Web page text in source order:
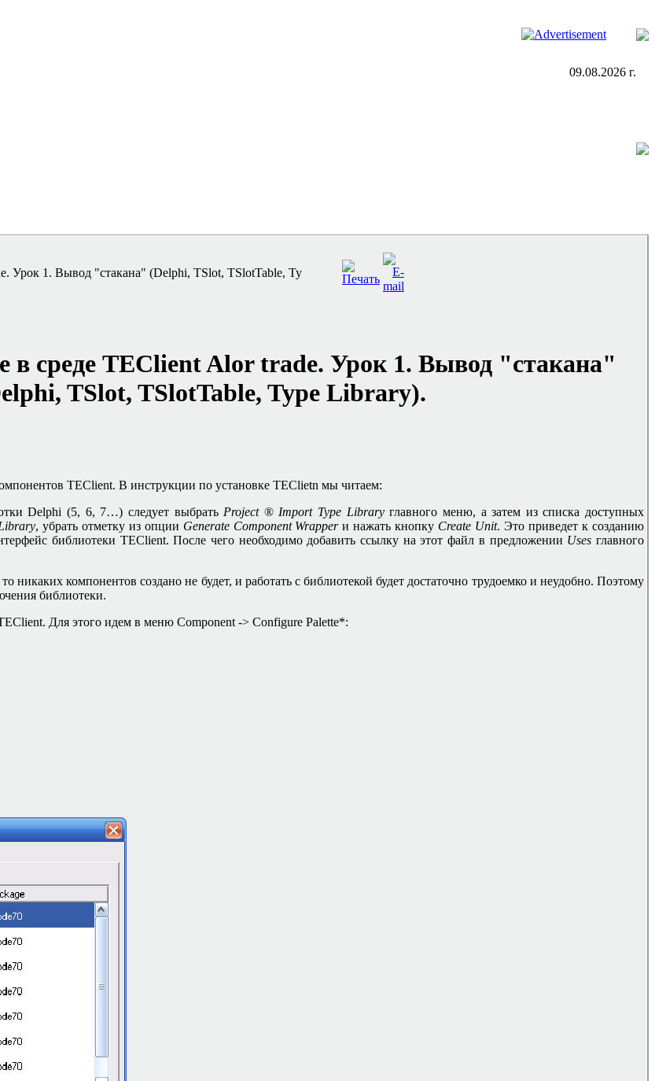
09.08.2026 г.
Урок 1. Вывод "стакана" (Delphi, TSlot, TSlotTable, Ty
в среде TEClient Alor trade. Урок 1. Вывод "стакана"
TSlot, TSlotTable, Type Library).
TEClient. В инструкции по установке TEClietn мы читаем:
Delphi (5, 6, 7…) следует выбрать Project ®Import Type Library главного меню, а затем из списка доступных
, убрать отметку из опции Generate Component Wrapper и нажать кнопку Create Unit. Это приведет к созданию
библиотеки TEClient. После чего необходимо добавить ссылку на этот файл в предложении Uses главного
никаких компонентов создано не будет, и работать с библиотекой будет достаточно трудоемко и неудобно. Поэтому
библиотеки.
Для этого идем в меню Component -> Configure Palette*: